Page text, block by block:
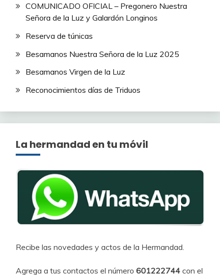
COMUNICADO OFICIAL – Pregonero Nuestra
Señora de la Luz y Galardón Longinos
Reserva de túnicas
Besamanos Nuestra Señora de la Luz 2025
Besamanos Virgen de la Luz
Reconocimientos días de Triduos
La hermandad en tu móvil
Recibe las novedades y actos de la Hermandad.
Agrega a tus contactos el número 601222744 con el